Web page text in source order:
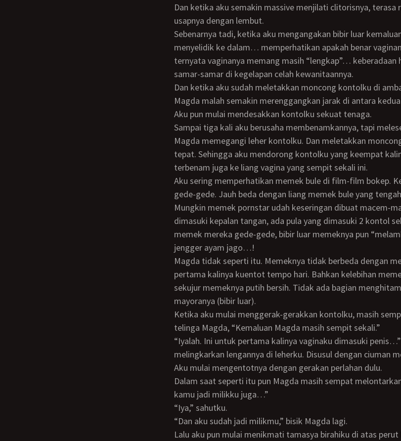
Dan ketika aku semakin massive menjilati clitorisnya, terasa rambutku diusap-
usapnya dengan lembut.
Sebenarnya tadi, ketika aku mengangakan bibir luar kemaluannya, diam-diam aku
menyelidik ke dalam… memperhatikan apakah benar
ternyata vaginanya memang masih “lengkap”… keberadaan
samar-samar di kegelapan celah kewanitaannya.
Dan ketika aku sudah meletakkan moncong kontolku di ambang mulut memeknya,
Magda malah semakin merenggangkan jarak di antara
Aku pun mulai mendesakkan kontolku sekuat tenaga.
Sampai tiga kali aku berusaha membenamkannya, tapi melesetg terus. Akhirnya
Magda memegangi leher kontolku. Dan meletakkan
tepat. Sehingga aku mendorong kontolku yang keempat
terbenam juga ke liang vagina yang sempit sekali ini.
Aku sering memperhatikan memek bule di film-film bokep. Kebanyakan liangnya
gede-gede. Jauh beda dengan liang memek bule yang
Mungkin memek pornstar udah keseringan dibuat macem-macem. Ada yang
dimasuki kepalan tangan, ada pula yang dimasuki 2 kontol
memek mereka gede-gede, bibir luar memeknya pun
jengger ayam jago…!
Magda tidak seperti itu. Memeknya tidak berbeda dengan memek Maya waktu
pertama kalinya kuentot tempo hari. Bahkan kelebihan
sekujur memeknya putih bersih. Tidak ada bagian
mayoranya (bibir luar).
Ketika aku mulai menggerak-gerakkan kontolku, masih sempat aku membisiki
telinga Magda, “Kemaluan Magda masih sempit sekali.”
“Iyalah. Ini untuk pertama kalinya vaginaku dimasuki penis…” sahutnya sambil
melingkarkan lengannya di leherku. Disusul dengan ciuman
Aku mulai mengentotnya dengan gerakan perlahan dulu.
Dalam saat seperti itu pun Magda masih sempat melontarkan bisikan, “Akhirnya
kamu jadi milikku juga…”
“Iya,” sahutku.
“Dan aku sudah jadi milikmu,” bisik Magda lagi.
Lalu aku pun mulai menikmati tamasya birahiku di atas perut